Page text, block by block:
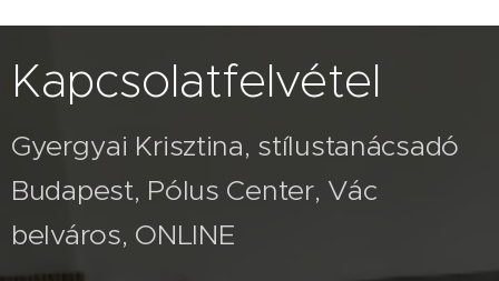
Kapcsolatfelvétel
Gyergyai Krisztina, stílustanácsadó
Budapest, Pólus Center, Vác
belváros, ONLINE